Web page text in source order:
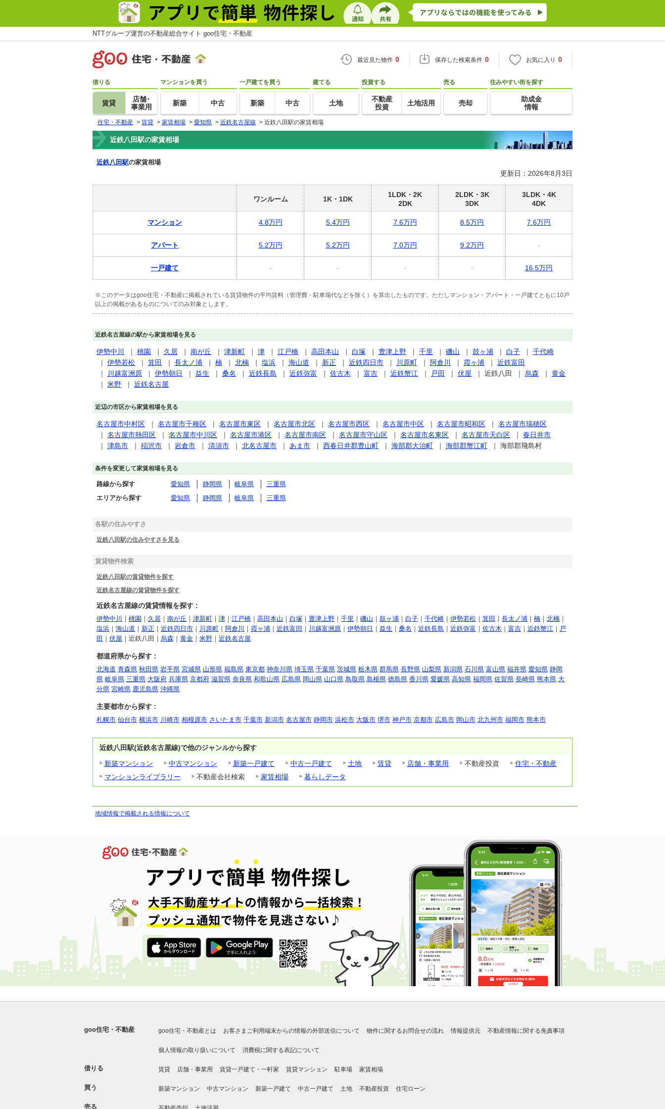
NTTグループ運営の不動産総合サイト goo住宅・不動産
最近見た物件 0 保存した検索条件 0 お気に入り 0
借りる
賃貸
店舗･
事業用
マンションを買う
新築 中古
一戸建てを買う
新築 中古
建てる
土地
投資する
不動産
投資
土地活用
売る
売却
住みやすい街を探す
助成金
情報
住宅・不動産 > 賃貸 > 家賃相場 > 愛知県 > 近鉄名古屋線 > 近鉄八田駅の家賃相場
近鉄八田駅の家賃相場
近鉄八田駅の家賃相場
更新日：2026年8月3日
ワンルーム 1K・1DK
1LDK・2K
2DK
2LDK・3K
3DK
3LDK・4K
4DK
マンション 4.8万円 5.4万円 7.6万円 8.5万円 7.6万円
アパート 5.2万円 5.2万円 7.0万円 9.2万円 -
一戸建て - - - - 16.5万円
※このデータはgoo住宅・不動産に掲載されている賃貸物件の平均賃料（管理費・駐車場代などを除く）を算出したものです。ただしマンション・アパート・一戸建てともに10戸
以上の掲載があるものについてのみ対象とします。
近鉄名古屋線の駅から家賃相場を見る
伊勢中川 ｜ 桃園 ｜ 久居 ｜ 南が丘 ｜ 津新町 ｜ 津 ｜ 江戸橋 ｜ 高田本山 ｜ 白塚 ｜ 豊津上野 ｜ 千里 ｜ 磯山 ｜ 鼓ヶ浦 ｜ 白子 ｜ 千代崎
｜ 伊勢若松 ｜ 箕田 ｜ 長太ノ浦 ｜ 楠 ｜ 北楠 ｜ 塩浜 ｜ 海山道 ｜ 新正 ｜ 近鉄四日市 ｜ 川原町 ｜ 阿倉川 ｜ 霞ヶ浦 ｜ 近鉄富田
｜
川越富洲原 ｜ 伊勢朝日 ｜ 益生 ｜ 桑名 ｜ 近鉄長島 ｜ 近鉄弥富 ｜ 佐古木 ｜ 富吉 ｜ 近鉄蟹江 ｜ 戸田 ｜ 伏屋 ｜ 近鉄八田 ｜ 烏森 ｜ 黄金
｜ 米野 ｜ 近鉄名古屋
近辺の市区から家賃相場を見る
名古屋市中村区 ｜ 名古屋市千種区 ｜ 名古屋市東区 ｜ 名古屋市北区 ｜ 名古屋市西区 ｜ 名古屋市中区 ｜ 名古屋市昭和区 ｜ 名古屋市瑞穂区
｜ 名古屋市熱田区 ｜ 名古屋市中川区 ｜ 名古屋市港区 ｜ 名古屋市南区 ｜ 名古屋市守山区 ｜ 名古屋市名東区 ｜ 名古屋市天白区 ｜ 春日井市
｜ 津島市 ｜ 稲沢市 ｜ 岩倉市 ｜ 清須市 ｜ 北名古屋市 ｜ あま市 ｜ 西春日井郡豊山町 ｜ 海部郡大治町 ｜ 海部郡蟹江町 ｜ 海部郡飛島村
条件を変更して家賃相場を見る
路線から探す 愛知県 静岡県 岐阜県
三重県
エリアから探す
愛知県 静岡県 岐阜県 三重県
各駅の住みやすさ
近鉄八田駅の住みやすさを見る
賃貸物件検索
近鉄八田駅の賃貸物件を探す
近鉄名古屋線の賃貸物件を探す
近鉄名古屋線の賃貸情報を探す :
伊勢中川 ｜ 桃園 ｜ 久居 ｜ 南が丘 ｜ 津新町 ｜ 津 ｜ 江戸橋 ｜ 高田本山 ｜ 白塚 ｜ 豊津上野 ｜ 千里 ｜ 磯山 ｜ 鼓ヶ浦 ｜ 白子 ｜ 千代崎 ｜ 伊勢若松 ｜ 箕田 ｜ 長太ノ浦 ｜ 楠 ｜ 北楠 ｜
塩浜 ｜ 海山道 ｜ 新正 ｜ 近鉄四日市 ｜ 川原町 ｜ 阿倉川 ｜ 霞ヶ浦 ｜ 近鉄富田 ｜ 川越富洲原 ｜ 伊勢朝日 ｜ 益生 ｜ 桑名 ｜ 近鉄長島 ｜ 近鉄弥富 ｜ 佐古木 ｜ 富吉 ｜ 近鉄蟹江 ｜ 戸
田 ｜ 伏屋 ｜近鉄八田｜ 烏森 ｜ 黄金 ｜ 米野 ｜ 近鉄名古屋
都道府県から探す :
北海道 青森県 秋田県 岩手県 宮城県 山形県 福島県 東京都 神奈川県 埼玉県 千葉県 茨城県 栃木県 群馬県 長野県 山梨県 新潟県 石川県 富山県 福井県 愛知県 静岡
県 岐阜県 三重県 大阪府 兵庫県 京都府 滋賀県 奈良県 和歌山県 広島県 岡山県 山口県 鳥取県 島根県 徳島県 香川県 愛媛県 高知県 福岡県 佐賀県 長崎県 熊本県 大
分県 宮崎県 鹿児島県 沖縄県
主要都市から探す :
札幌市 仙台市 横浜市 川崎市 相模原市 さいたま市 千葉市 新潟市 名古屋市 静岡市 浜松市 大阪市 堺市 神戸市 京都市 広島市 岡山市 北九州市 福岡市 熊本市
近鉄八田駅(近鉄名古屋線)で他のジャンルから探す
新築マンション
中古マンション 新築一戸建て 中古一戸建て 土地 賃貸 店舗・事業用 不動産投資
住宅・不動産
マンションライブラリー
不動産会社検索 家賃相場 暮らしデータ
地域情報で掲載される情報について
goo住宅・不動産 goo住宅・不動産とは お客さまご利用端末からの情報の外部送信について 物件に関するお問合せの流れ 情報提供元 不動産情報に関する免責事項
個人情報の取り扱いについて 消費税に関する表記について
借りる 賃貸 店舗・事業用 賃貸一戸建て・一軒家 賃貸マンション 駐車場 家賃相場
買う 新築マンション 中古マンション 新築一戸建て 中古一戸建て 土地 不動産投資 住宅ローン
売る